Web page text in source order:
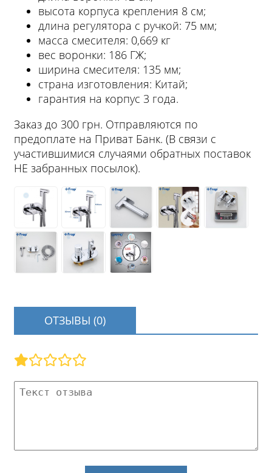
высота корпуса крепления 8 см;
длина регулятора с ручкой: 75 мм;
масса смесителя: 0,669 кг
вес воронки: 186 ГЖ;
ширина смесителя: 135 мм;
страна изготовления: Китай;
гарантия на корпус 3 года.
Заказ до 300 грн. Отправляются по
предоплате на Приват Банк. (В связи с
участившимися случаями обратных поставок
НЕ забранных посылок).
ОТЗЫВЫ (0)